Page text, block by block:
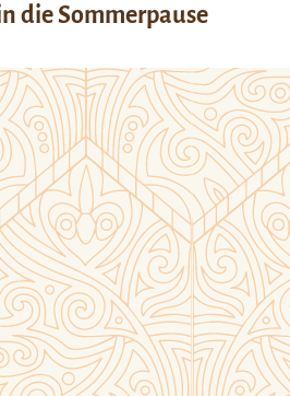
die Sommerpause